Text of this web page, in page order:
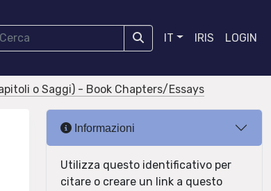
IT IRIS LOGIN
o Saggi) - Book Chapters/Essays
Informazioni
Utilizza questo identificativo per
citare o creare un link a questo